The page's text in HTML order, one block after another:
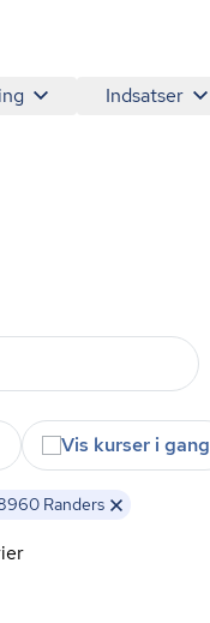
Indsatser
Vis kurser i gang
Randers